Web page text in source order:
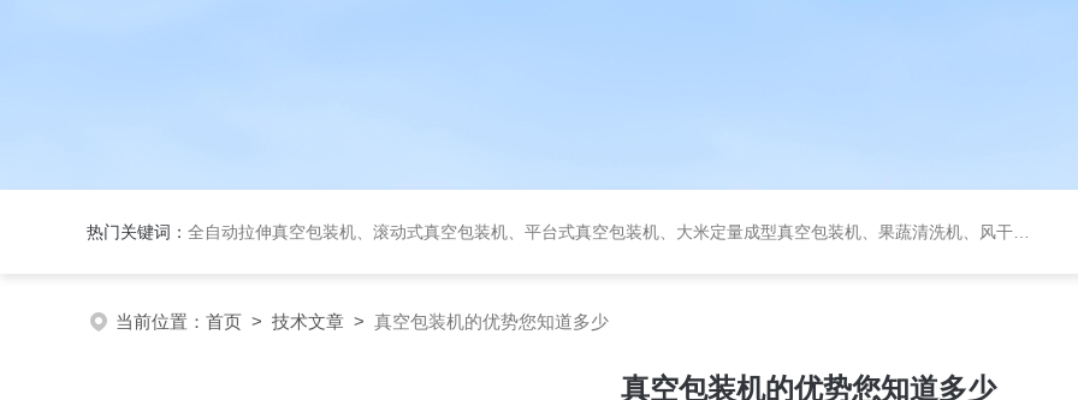
热门关键词： 全自动拉伸真空包装机、滚动式真空包装机、平台式真空包装机、大米定量成型真空包装机、果蔬清洗机、风干机、巴氏灭菌机、烘干机、输送台、夹层锅、杀菌锅等。
当前位置： 首页 > 技术文章 > 真空包装机的优势您知道多少
真空包装机的优势您知道多少